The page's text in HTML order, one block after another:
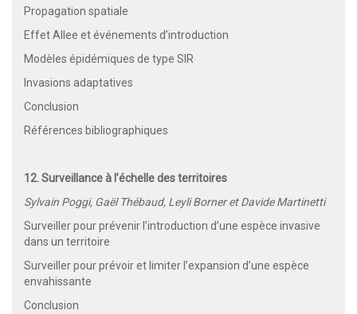
Propagation spatiale
Effet Allee et événements d’introduction
Modèles épidémiques de type SIR
Invasions adaptatives
Conclusion
Références bibliographiques
12. Surveillance à l’échelle des territoires
Sylvain Poggi, Gaël Thébaud, Leyli Borner et Davide Martinetti
Surveiller pour prévenir l’introduction d’une espèce invasive
dans un territoire
Surveiller pour prévoir et limiter l’expansion d’une espèce
envahissante
Conclusion